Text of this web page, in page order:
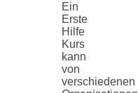
Ein
Erste
Hilfe
Kurs
kann
von
verschiedenen